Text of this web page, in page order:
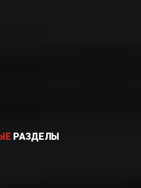
РАЗДЕЛЫ